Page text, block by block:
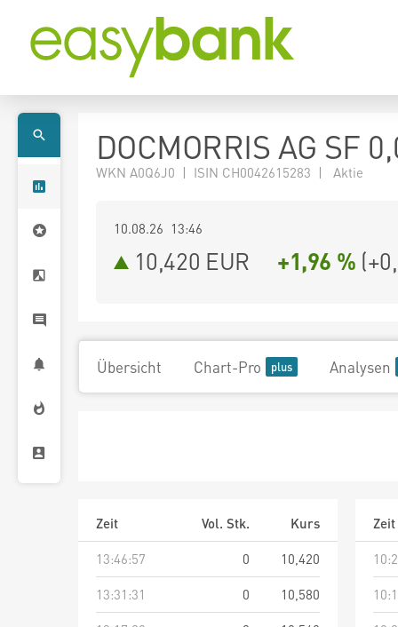
DOCMORRIS AG SF
WKN A0Q6J0 | ISIN CH0042615283 | Aktie
10.08.26 13:46
10,420 EUR +1,96 % (
Übersicht Chart-Pro Analysen
Zeit Vol. Stk.
Kurs
13:46:57
0
10,420
13:31:31
0
10,580
Zeit